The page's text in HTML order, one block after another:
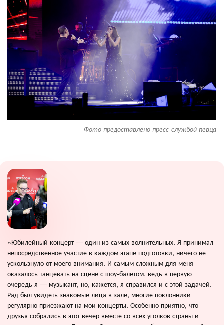
Фото предоставлено пресс-службой певца
«Юбилейный концерт — один из самых волнительных. Я принимал
непосредственное участие в каждом этапе подготовки, ничего не
ускользнуло от моего внимания. И самым сложным для меня
оказалось танцевать на сцене с шоу-балетом, ведь в первую
очередь я — музыкант, но, кажется, я справился и с этой задачей.
Рад был увидеть знакомые лица в зале, многие поклонники
регулярно приезжают на мои концерты. Особенно приятно, что
друзья собрались в этот вечер вместе со всех уголков страны и